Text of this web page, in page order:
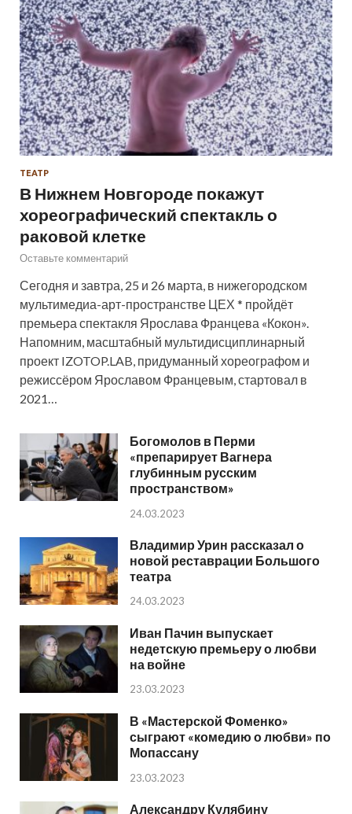
ТЕАТР
В Нижнем Новгороде покажут
хореографический спектакль о
раковой клетке
Оставьте комментарий
Сегодня и завтра, 25 и 26 марта, в нижегородском
мультимедиа-арт-пространстве ЦЕХ * пройдёт
премьера спектакля Ярослава Францева «Кокон».
Напомним, масштабный мультидисциплинарный
проект IZOTOP.LAB, придуманный хореографом и
режиссёром Ярославом Францевым, стартовал в
2021…
Богомолов в Перми
«препарирует Вагнера
глубинным русским
пространством»
24.03.2023
Владимир Урин рассказал о
новой реставрации Большого
театра
24.03.2023
Иван Пачин выпускает
недетскую премьеру о любви
на войне
23.03.2023
В «Мастерской Фоменко»
сыграют «комедию о любви» по
Мопассану
23.03.2023
Александру Кулябину